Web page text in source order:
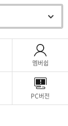
멤버쉽
PC버전